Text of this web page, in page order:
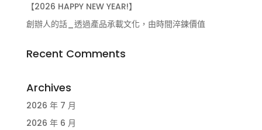
【2026 HAPPY NEW YEAR!】
創辦人的話_透過產品承載文化，由時間淬鍊價值
Recent Comments
Archives
2026 年 7 月
2026 年 6 月